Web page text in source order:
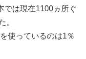
では現在1100ヵ所ぐ
。
使っているのは1％